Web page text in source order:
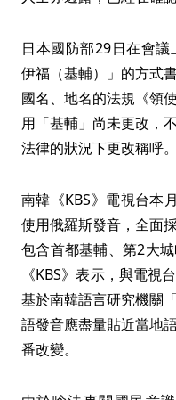
日本國防部29日在會
伊福（基輔）」的方式
國名、地名的法規《領
用「基輔」尚未更改，
法律的狀況下更改稱呼。
南韓《KBS》電視台本
使用俄羅斯發音，全面
包含首都基輔、第2大
《KBS》表示，與電視
基於南韓語言研究機關
語發音應盡量貼近當地
番改變。